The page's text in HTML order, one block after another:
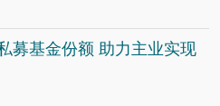
募基金份额 助力主业实现